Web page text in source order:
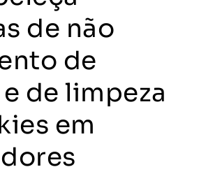
de não
de
de limpeza
em